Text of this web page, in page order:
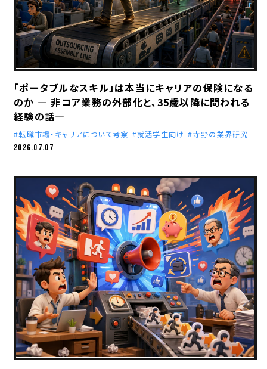
「ポータブルなスキル」は本当にキャリアの保険になる
のか ― 非コア業務の外部化と、35歳以降に問われる
経験の話―
転職市場・キャリアについて考察 就活学生向け
寺野の業界研究
2026.07.07